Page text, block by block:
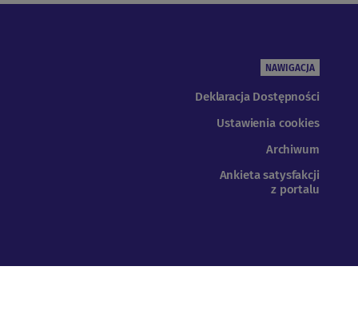
NAWIGACJA
Deklaracja Dostępności
Ustawienia cookies
Archiwum
Ankieta satysfakcji
z portalu